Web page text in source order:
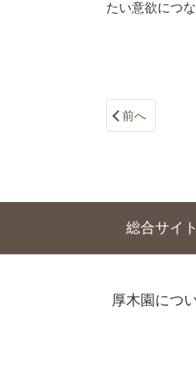
たい意欲につ
前へ
総合サイト
厚木園につ